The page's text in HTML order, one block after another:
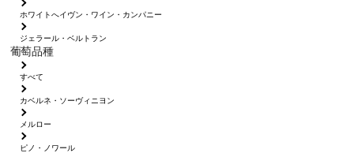
ホワイトへイヴン・ワイン・カンパニー
ジェラール・ベルトラン
葡萄品種
すべて
カベルネ・ソーヴィニヨン
メルロー
ピノ・ノワール